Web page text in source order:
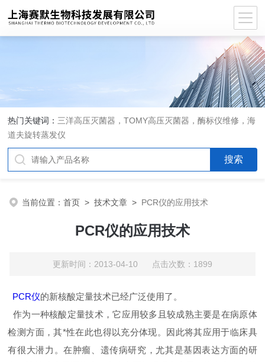
热门关键词： 三洋高压灭菌器，TOMY高压灭菌器，酶标仪维修，海
道夫旋转蒸发仪
当前位置：首页 >技术文章 > PCR仪的应用技术
PCR仪的应用技术
更新时间：2013-04-10 点击次数：1899
PCR仪的新核酸定量技术已经广泛使用了。
作为一种核酸定量技术，它应用较多且较成熟主要是在病原体
检测方面，其*性在此也得以充分体现。因此将其应用于临床具
有很大潜力。在肿瘤、遗传病研究，尤其是基因表达方面的研